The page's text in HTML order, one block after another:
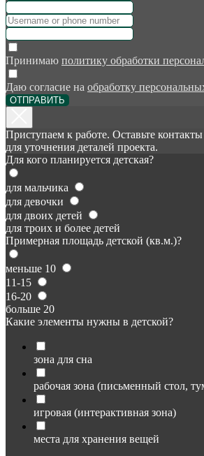
Принимаю политику обработки
Даю согласие на обработку
ОТПРАВИТЬ
Приступаем к работе. Оставьте
для уточнения деталей проекта.
Для кого планируется детская?
для мальчика
для девочки
для двоих детей
для троих и более детей
Примерная площадь детской (кв.м.)?
меньше 10
11-15
16-20
больше 20
Какие элементы нужны в детской?
зона для сна
рабочая зона (письменный стол,
игровая (интерактивная зона)
места для хранения вещей